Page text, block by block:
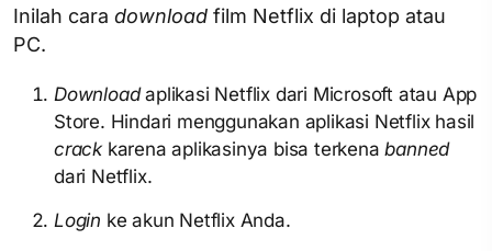
Inilah cara download film Netflix di laptop atau
PC.
Downloadaplikasi Netflix dari Microsoft atau App
Store. Hindari menggunakan aplikasi Netflix hasil
crackkarena aplikasinya bisa terkenabanned
dari Netflix.
Login ke akun Netflix Anda.